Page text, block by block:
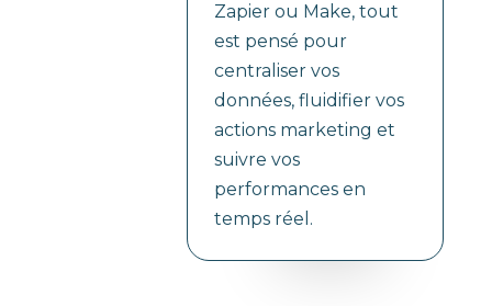
Zapier ou Make, tout
est pensé pour
centraliser vos
données, fluidifier vos
actions marketing et
suivre vos
performances en
temps réel.